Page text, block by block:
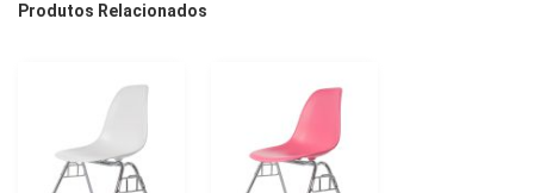
Produtos Relacionados